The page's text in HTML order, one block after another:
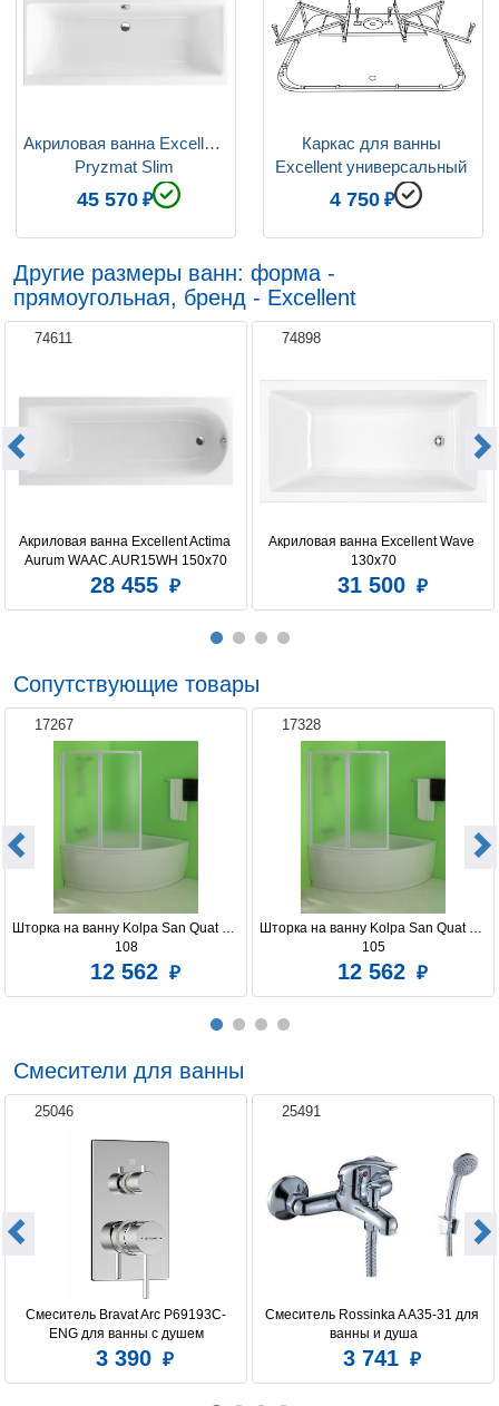
Акриловая ванна Excellent
Pryzmat Slim
WAEX.PRY16WHS 160x75
45 570
Каркас для ванны
Excellent универсальный
MR-02
4 750
Другие размеры ванн: форма -
прямоугольная, бренд - Excellent
74611
Акриловая ванна Excellent Actima
Aurum WAAC.AUR15WH 150x70
28 455
74898
Акриловая ванна Excellent Wave
130х70
31 500
Сопутствующие товары
17267
Шторка на ванну Kolpa San Quat TP
108
12 562
17328
Шторка на ванну Kolpa San Quat TP
105
12 562
Смесители для ванны
25046
Смеситель Bravat Arc P69193C-
ENG для ванны с душем
3 390
25491
Смеситель Rossinka A A35-31 для
ванны и душа
3 741